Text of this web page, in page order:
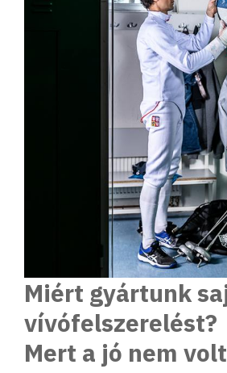
Miért gyártunk
vívófelszerelést?
Mert a jó nem